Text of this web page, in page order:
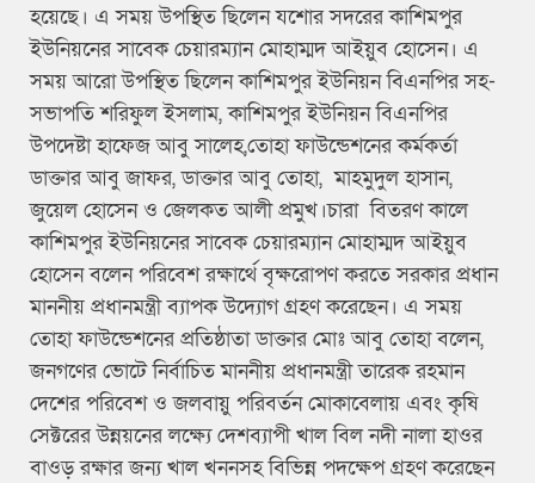
হয়েছে। এ সময় উপস্থিত ছিলেন যশোর সদরের কাশিমপুর
ইউনিয়নের সাবেক চেয়ারম্যান মোহাম্মদ আইয়ুব হোসেন। এ
সময় আরো উপস্থিত ছিলেন কাশিমপুর ইউনিয়ন বিএনপির সহ-
সভাপতি শরিফুল ইসলাম, কাশিমপুর ইউনিয়ন বিএনপির
উপদেষ্টা হাফেজ আবু সালেহ,তোহা ফাউন্ডেশনের কর্মকর্তা
ডাক্তার আবু জাফর, ডাক্তার আবু তোহা, মাহমুদুল হাসান,
জুয়েল হোসেন ও জেলকত আলী প্রমুখ।চারা বিতরণ কালে
কাশিমপুর ইউনিয়নের সাবেক চেয়ারম্যান মোহাম্মদ আইয়ুব
হোসেন বলেন পরিবেশ রক্ষার্থে বৃক্ষরোপণ করতে সরকার প্রধান
মাননীয় প্রধানমন্ত্রী ব্যাপক উদ্যোগ গ্রহণ করেছেন। এ সময়
তোহা ফাউন্ডেশনের প্রতিষ্ঠাতা ডাক্তার মোঃ আবু তোহা বলেন,
জনগণের ভোটে নির্বাচিত মাননীয় প্রধানমন্ত্রী তারেক রহমান
দেশের পরিবেশ ও জলবায়ু পরিবর্তন মোকাবেলায় এবং কৃষি
সেক্টরের উন্নয়নের লক্ষ্যে দেশব্যাপী খাল বিল নদী নালা হাওর
বাওড় রক্ষার জন্য খাল খননসহ বিভিন্ন পদক্ষেপ গ্রহণ করেছেন